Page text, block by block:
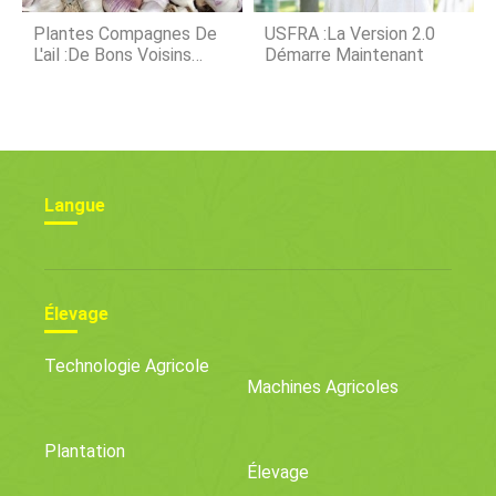
Plantes Compagnes De
L'ail :de Bons Voisins
USFRA :la Version 2.0
Démarre Maintenant
Langue
Élevage
Technologie Agricole
Machines Agricoles
Plantation
Élevage